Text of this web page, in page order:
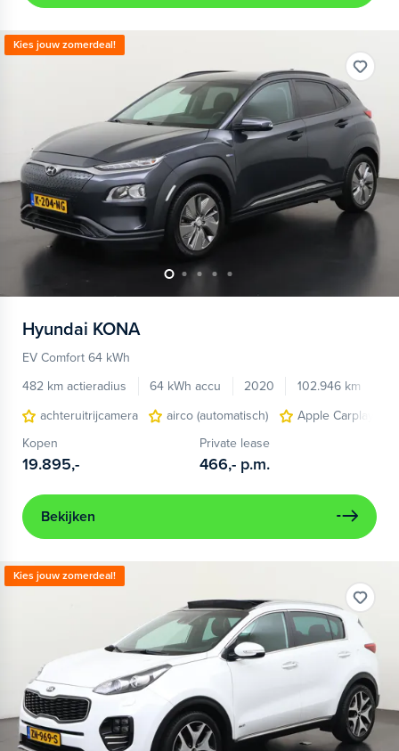
Kies jouw zomerdeal!
Hyundai KONA
EV Comfort 64 kWh
482 km actieradius
64 kWh accu 2020
102.946 km
achteruitrijcamera
airco (automatisch)
Apple Carplay/
Kopen
19.895,-
Private lease
466,- p.m.
Bekijken
Kies jouw zomerdeal!